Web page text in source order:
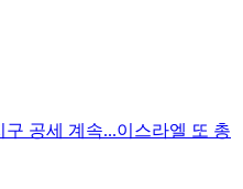
공세 계속...이스라엘 또 총